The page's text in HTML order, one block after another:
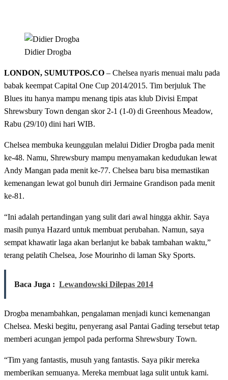
Didier Drogba
LONDON, SUMUTPOS.CO – Chelsea nyaris menuai malu pada
babak keempat Capital One Cup 2014/2015. Tim berjuluk The
Blues itu hanya mampu menang tipis atas klub Divisi Empat
Shrewsbury Town dengan skor 2-1 (1-0) di Greenhous Meadow,
Rabu (29/10) dini hari WIB.
Chelsea membuka keunggulan melalui Didier Drogba pada menit
ke-48. Namu, Shrewsbury mampu menyamakan kedudukan lewat
Andy Mangan pada menit ke-77. Chelsea baru bisa memastikan
kemenangan lewat gol bunuh diri Jermaine Grandison pada menit
ke-81.
“Ini adalah pertandingan yang sulit dari awal hingga akhir. Saya
masih punya Hazard untuk membuat perubahan. Namun, saya
sempat khawatir laga akan berlanjut ke babak tambahan waktu,”
terang pelatih Chelsea, Jose Mourinho di laman Sky Sports.
Baca Juga : Lewandowski Dilepas 2014
Drogba menambahkan, pengalaman menjadi kunci kemenangan
Chelsea. Meski begitu, penyerang asal Pantai Gading tersebut tetap
memberi acungan jempol pada performa Shrewsbury Town.
“Tim yang fantastis, musuh yang fantastis. Saya pikir mereka
memberikan semuanya. Mereka membuat laga sulit untuk kami.